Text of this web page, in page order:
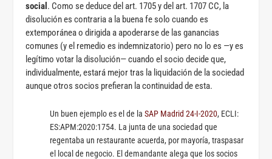
social . Como se deduce del art. 1705 y del art. 1707 CC, la
disolución es contraria a la buena fe solo cuando es
extemporánea o dirigida a apoderarse de las ganancias
comunes (y el remedio es indemnizatorio) pero no lo es —y es
legítimo votar la disolución— cuando el socio decide que,
individualmente, estará mejor tras la liquidación de la sociedad
aunque otros socios prefieran la continuidad de esta.
Un buen ejemplo es el de laSAP Madrid 24-I-2020, ECLI:
ES:APM:2020:1754. La junta de una sociedad que
regentaba un restaurante acuerda, por mayoría, traspasar
el local de negocio. El demandante alega que los socios